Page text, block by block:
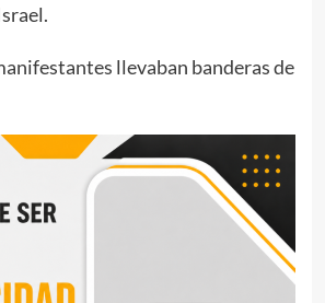
llevaban banderas de